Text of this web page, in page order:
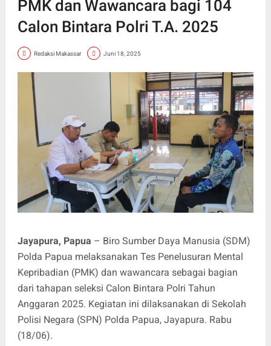
PMK dan Wawancara bagi 104
Calon Bintara Polri T.A. 2025
Redaksi Makassar Juni 18, 2025
Jayapura, Papua – Biro Sumber Daya Manusia (SDM)
Polda Papua melaksanakan Tes Penelusuran Mental
Kepribadian (PMK) dan wawancara sebagai bagian
dari tahapan seleksi Calon Bintara Polri Tahun
Anggaran 2025. Kegiatan ini dilaksanakan di Sekolah
Polisi Negara (SPN) Polda Papua, Jayapura. Rabu
(18/06).